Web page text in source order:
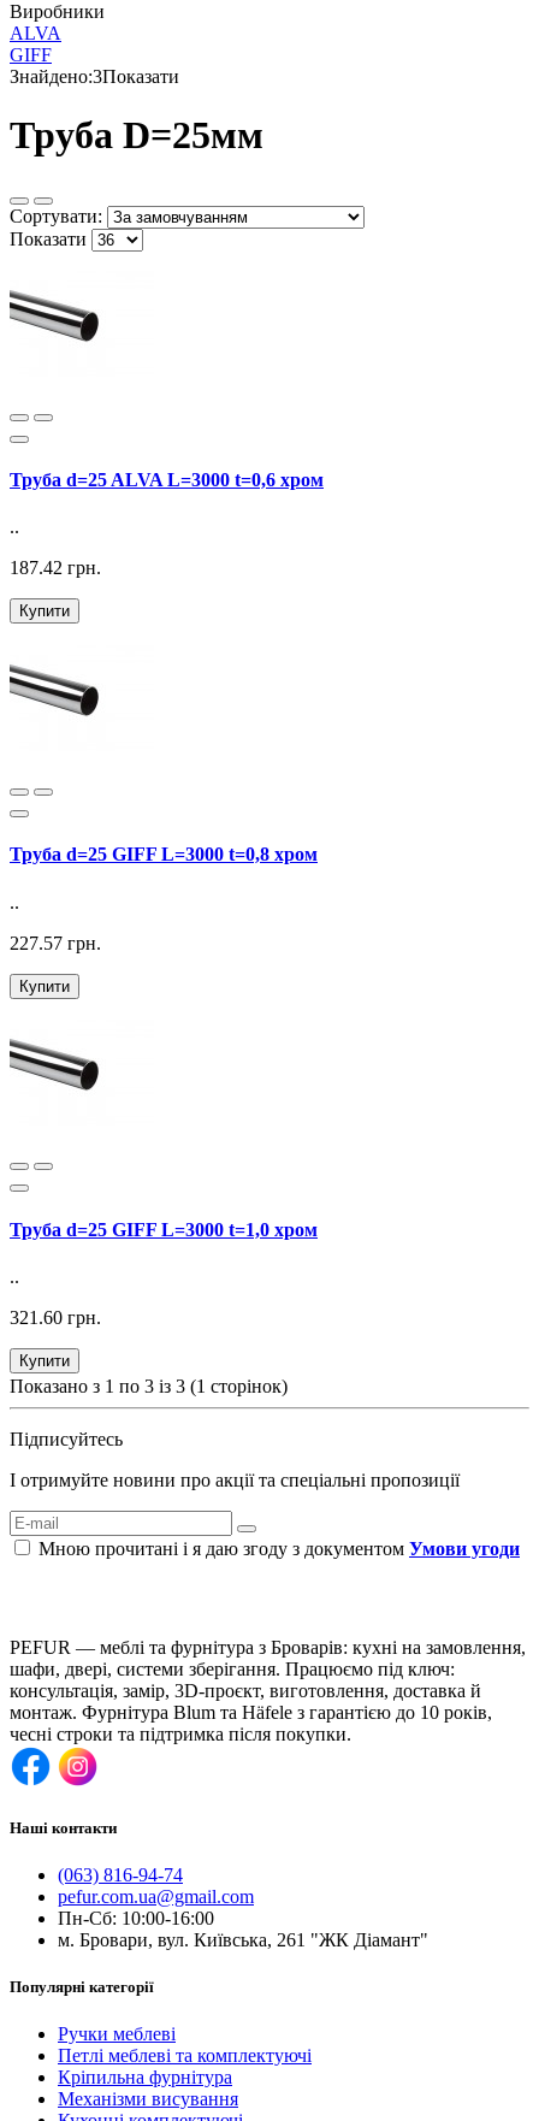
Виробники
ALVA
GIFF
Знайдено:3Показати
Труба D=25мм
Сортувати:
Показати
Труба d=25 ALVA L=3000 t=0,6 хром
..
187.42 грн.
Купити
Труба d=25 GIFF L=3000 t=0,8 хром
..
227.57 грн.
Купити
Труба d=25 GIFF L=3000 t=1,0 хром
..
321.60 грн.
Купити
Показано з 1 по 3 із 3 (1 сторінок)
Підписуйтесь
І отримуйте новини про акції та спеціальні пропозиції
Мною прочитані і я даю згоду з документом Умови угоди
PEFUR — меблі та фурнітура з Броварів: кухні на замовлення,
шафи, двері, системи зберігання. Працюємо під ключ:
консультація, замір, 3D-проєкт, виготовлення, доставка й
монтаж. Фурнітура Blum та Häfele з гарантією до 10 років,
чесні строки та підтримка після покупки.
Наші контакти
(063) 816-94-74
pefur.com.ua@gmail.com
Пн-Сб: 10:00-16:00
м. Бровари, вул. Київська, 261 "ЖК Діамант"
Популярні категорії
Ручки меблеві
Петлі меблеві та комплектуючі
Кріпильна фурнітура
Механізми висування